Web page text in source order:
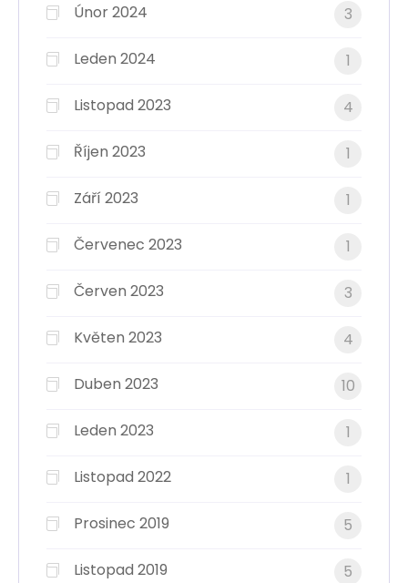
Únor 2024 3
Leden 2024 1
Listopad 2023 4
Říjen 2023 1
Září 2023 1
Červenec 2023 1
Červen 2023 3
Květen 2023 4
Duben 2023 10
Leden 2023 1
Listopad 2022 1
Prosinec 2019 5
Listopad 2019 5